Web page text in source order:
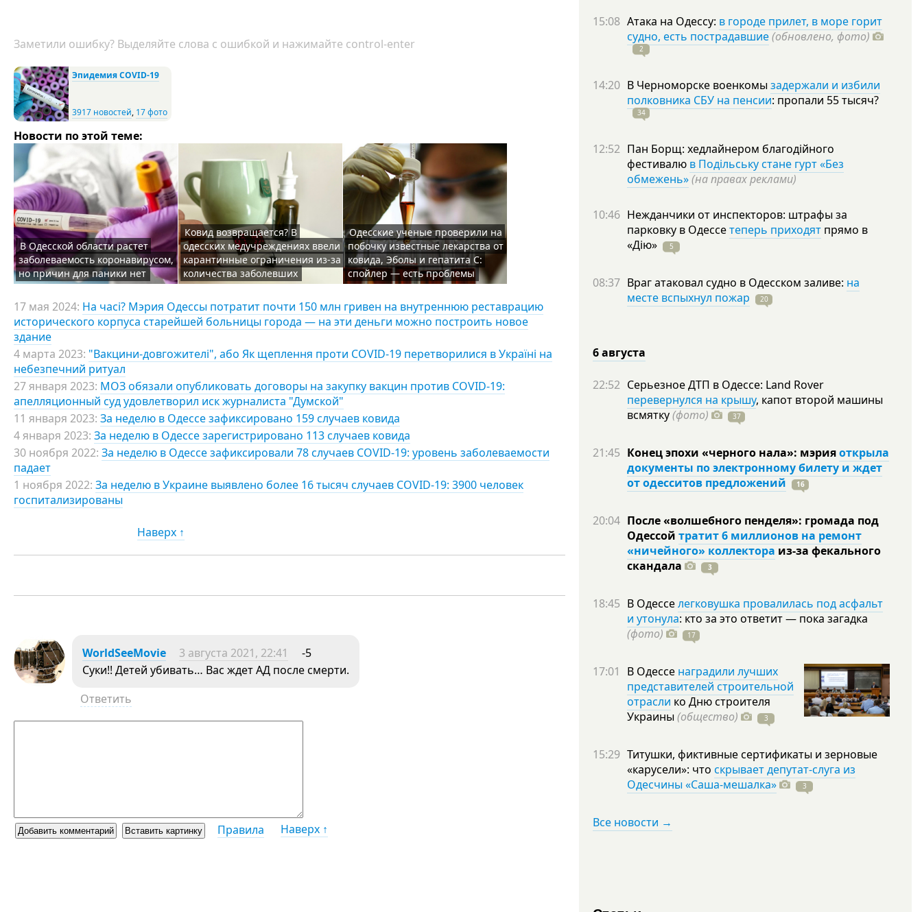
Заметили ошибку? Выделяйте слова с ошибкой и нажимайте control-enter
Эпидемия COVID-19
3917 новостей, 17 фото
Новости по этой теме:
В Одесской области растет
заболеваемость коронавирусом,
но причин для паники нет
Ковид возвращается? В
одесских медучреждениях ввели
карантинные ограничения из-за
количества заболевших
Одесские ученые проверили на
побочку известные лекарства от
ковида, Эболы и гепатита С:
спойлер — есть проблемы
17 мая 2024: На часі? Мэрия Одессы потратит почти 150 млн гривен на внутреннюю реставрацию
исторического корпуса старейшей больницы города — на эти деньги можно построить новое
здание
4 марта 2023: "Вакцини-довгожителі", або Як щеплення проти COVID-19 перетворилися в Україні на
небезпечний ритуал
27 января 2023: МОЗ обязали опубликовать договоры на закупку вакцин против COVID-19:
апелляционный суд удовлетворил иск журналиста "Думской"
11 января 2023: За неделю в Одессе зафиксировано 159 случаев ковида
4 января 2023: За неделю в Одессе зарегистрировано 113 случаев ковида
30 ноября 2022: За неделю в Одессе зафиксировали 78 случаев COVID-19: уровень заболеваемости
падает
1 ноября 2022: За неделю в Украине выявлено более 16 тысяч случаев COVID-19: 3900 человек
госпитализированы
Наверх ↑
WorldSeeMovie 3 августа 2021, 22:41
-5
Суки!! Детей убивать… Вас ждет АД после смерти.
Ответить
Правила Наверх ↑
15:08 Атака на Одессу: в городе прилет, в море горит
судно, есть пострадавшие(обновлено, фото)
2
14:20 В Черноморске военкомы задержали и избили
полковника СБУ на пенсии: пропали 55тысяч?
34
12:52 Пан Борщ: хедлайнером благодійного
фестивалю в Подільську стане гурт «Без
обмежень»(на правах реклами)
10:46 Нежданчики от инспекторов: штрафы за
парковку в Одессетеперь приходят прямо в
«Дію»
5
08:37 Враг атаковал судно в Одесском заливе: на
месте вспыхнул пожар
20
6 августа
22:52 Серьезное ДТП в Одессе: Land Rover
перевернулся на крышу, капот второй машины
всмятку(фото) 37
21:45 Конец эпохи «черного нала»: мэрияоткрыла
документы по электронному билету и ждет
от одесситов предложений
16
20:04 После «волшебного пенделя»: громада под
Одессой тратит 6 миллионов на ремонт
«ничейного» коллектора из-за фекального
скандала
3
18:45 В Одесселегковушка провалилась под асфальт
и утонула: кто за это ответит — пока загадка
(фото)
17
17:01 В Одессе наградили лучших
представителей строительной
отрасли ко Дню строителя
Украины (общество) 3
15:29 Титушки, фиктивные сертификаты и зерновые
«карусели»: что скрывает депутат-слуга из
Одесчины «Саша-мешалка»
3
Все новости →